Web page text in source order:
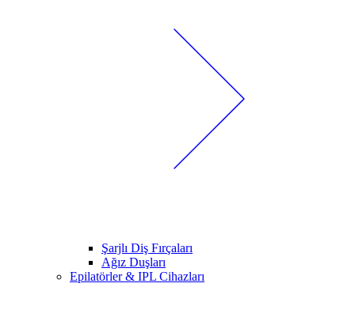
Şarjlı Diş Fırçaları
Ağız Duşları
Epilatörler & IPL Cihazları